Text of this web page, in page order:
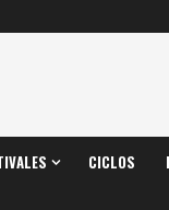
CICLOS